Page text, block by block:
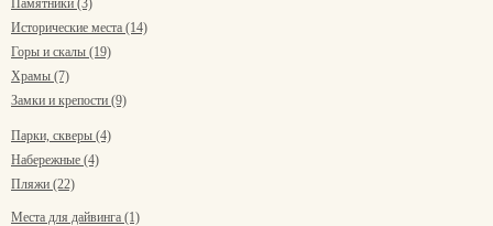
Памятники (3)
Исторические места (14)
Горы и скалы (19)
Храмы (7)
Замки и крепости (9)
Парки, скверы (4)
Набережные (4)
Пляжи (22)
Места для дайвинга (1)